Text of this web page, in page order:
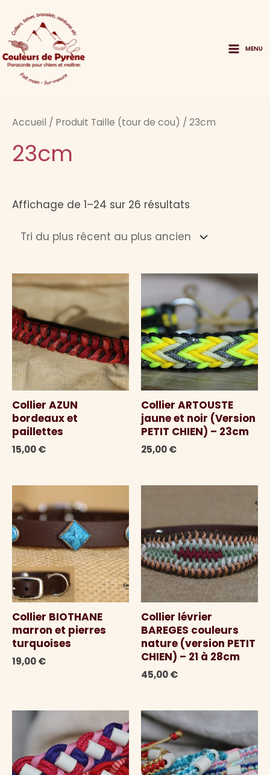
contenu
MENU
Accueil / Produit Taille (tour de cou) / 23cm
23cm
Affichage de 1–24 sur 26 résultats
récent
au
Collier AZUN
bordeaux et
paillettes
15,00€
Collier ARTOUSTE
jaune et noir (Version
PETIT CHIEN) – 23cm
25,00€
Collier BIOTHANE
marron et pierres
turquoises
19,00€
Collier lévrier
BAREGES couleurs
nature (version PETIT
CHIEN) – 21 à 28cm
45,00€